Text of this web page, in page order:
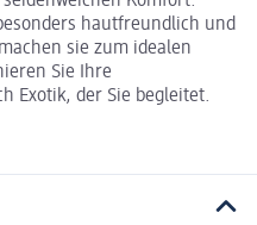
hautfreundlich und
sie zum idealen
Sie Ihre
Exotik, der Sie begleitet.